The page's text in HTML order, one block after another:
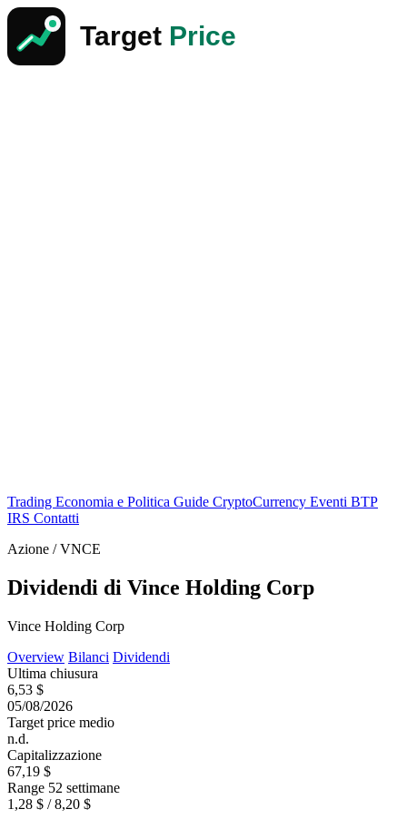
Trading Economia e Politica Guide CryptoCurrency Eventi BTP
IRS Contatti
Azione / VNCE
Dividendi di Vince Holding Corp
Vince Holding Corp
Overview Bilanci Dividendi
Ultima chiusura
6,53 $
05/08/2026
Target price medio
n.d.
Capitalizzazione
67,19 $
Range 52 settimane
1,28 $ / 8,20 $